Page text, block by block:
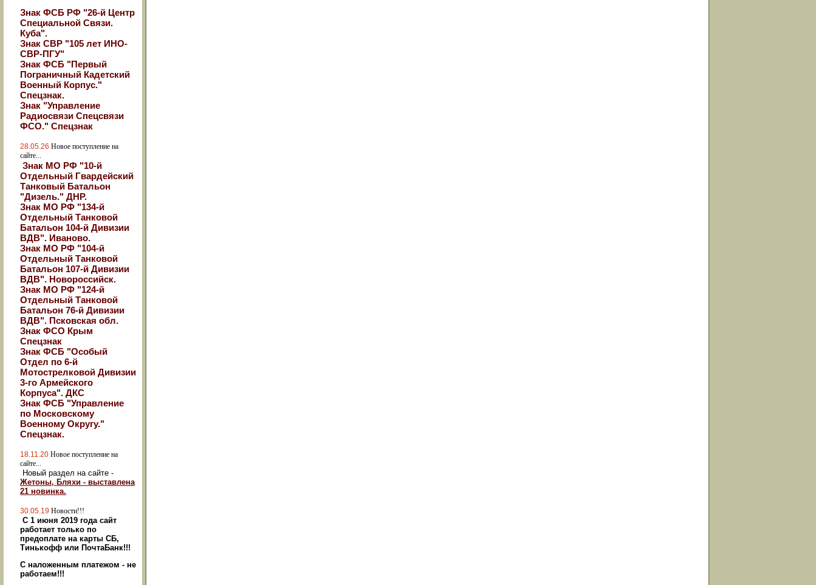
Знак ФСБ РФ "26-й Центр
Специальной Связи.
Куба".
Знак СВР "105 лет ИНО-
СВР-ПГУ"
Знак ФСБ "Первый
Пограничный Кадетский
Военный Корпус."
Спецзнак.
Знак "Управление
Радиосвязи Спецсвязи
ФСО." Спецзнак
28.05.26 Новое поступление на
сайте...
Знак МО РФ "10-й
Отдельный Гвардейский
Танковый Батальон
"Дизель." ДНР.
Знак МО РФ "134-й
Отдельный Танковой
Батальон 104-й Дивизии
ВДВ". Иваново.
Знак МО РФ "104-й
Отдельный Танковой
Батальон 107-й Дивизии
ВДВ". Новороссийск.
Знак МО РФ "124-й
Отдельный Танковой
Батальон 76-й Дивизии
ВДВ". Псковская обл.
Знак ФСО Крым
Спецзнак
Знак ФСБ "Особый
Отдел по 6-й
Мотострелковой Дивизии
3-го Армейского
Корпуса". ДКС
Знак ФСБ "Управление
по Московскому
Военному Округу."
Спецзнак.
18.11.20 Новое поступление на
сайте...
Новый раздел на сайте -
Жетоны, Бляхи - выставлена
21 новинка.
30.05.19 Новости!!!
С 1 июня 2019 года сайт
работает только по
предоплате на карты СБ,
Тинькофф или ПочтаБанк!!!
С наложенным платежом - не
работаем!!!